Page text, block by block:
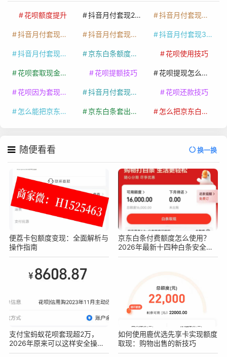
花呗额度提升 抖音月付套现24小时接单 抖音月付套现怎么套
抖音月付套现多少手续费 抖音月付套现商家有哪些 抖音月付套现30秒技巧
抖音月付套现最新方法 京东白条额度提升 花呗使用技巧
花呗套取现金最佳方法 花呗提额技巧 花呗提现怎么操作
花呗因为套现被限额了这种情况要多久才会好 抖音月付套现秒回100起 花呗还款技巧
怎么能把京东白条额度钱套出来 京东白条套出来手续费多少 怎么把京东白条的钱取出来
随便看看 换一换
便荔卡包额度变现：全面解析与
操作指南
京东白条付费额度怎么使用？
2026年最新十四种白条安全操
作方法
支付宝蚂蚁花呗套现超2万，
2026年原来可以这样安全操作
不被查！真实亲测方法分享
如何使用鹿优选先享卡实现额度
取现：购物出售的新技巧